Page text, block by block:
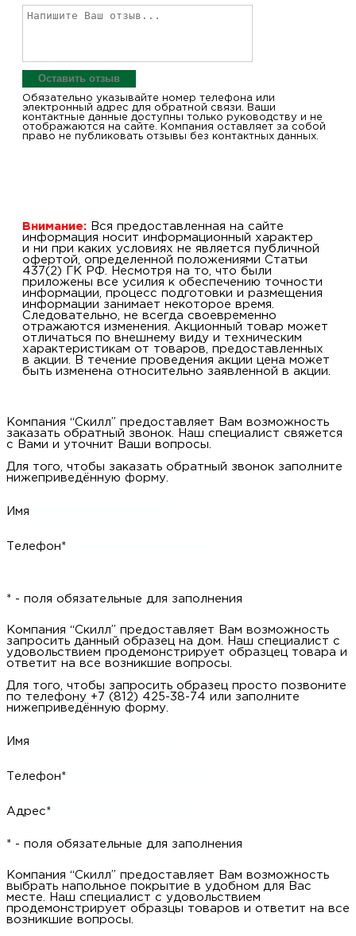
Оставить отзыв
Обязательно указывайте номер телефона или
электронный адрес для обратной связи. Ваши
контактные данные доступны только руководству и не
отображаются на сайте. Компания оставляет за собой
право не публиковать отзывы без контактных данных.
Внимание: Вся предоставленная на сайте
информация носит информационный характер
и ни при каких условиях не является публичной
офертой, определенной положениями Статьи
437(2) ГК РФ. Несмотря на то, что были
приложены все усилия к обеспечению точности
информации, процесс подготовки и размещения
информации занимает некоторое время.
Следовательно, не всегда своевременно
отражаются изменения. Акционный товар может
отличаться по внешнему виду и техническим
характеристикам от товаров, предоставленных
в акции. В течение проведения акции цена может
быть изменена относительно заявленной в акции.
Компания “Скилл” предоставляет Вам возможность
заказать обратный звонок. Наш специалист свяжется
с Вами и уточнит Ваши вопросы.
Для того, чтобы заказать обратный звонок заполните
нижеприведённую форму.
Имя
Телефон*
* - поля обязательные для заполнения
Компания “Скилл” предоставляет Вам возможность
запросить данный образец на дом. Наш специалист с
удовольствием продемонстрирует образцец товара и
ответит на все возникшие вопросы.
Для того, чтобы запросить образец просто позвоните
по телефону +7 (812) 425-38-74 или заполните
нижеприведённую форму.
Имя
Телефон*
Адрес*
* - поля обязательные для заполнения
Компания “Скилл” предоставляет Вам возможность
выбрать напольное покрытие в удобном для Вас
месте. Наш специалист с удовольствием
продемонстрирует образцы товаров и ответит на все
возникшие вопросы.